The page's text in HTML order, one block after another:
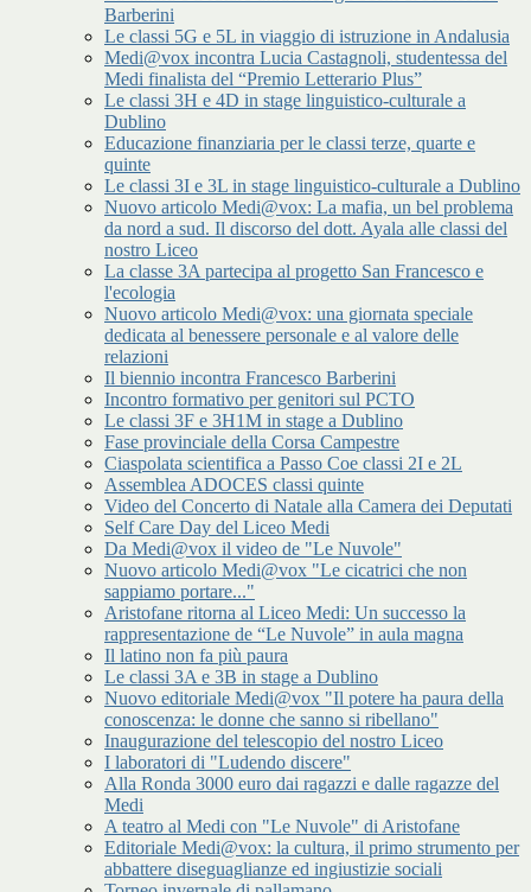
Barberini
Le classi 5G e 5L in viaggio di istruzione in Andalusia
Medi@vox incontra Lucia Castagnoli, studentessa del
Medi finalista del “Premio Letterario Plus”
Le classi 3H e 4D in stage linguistico-culturale a
Dublino
Educazione finanziaria per le classi terze, quarte e
quinte
Le classi 3I e 3L in stage linguistico-culturale a Dublino
Nuovo articolo Medi@vox: La mafia, un bel problema
da nord a sud. Il discorso del dott. Ayala alle classi del
nostro Liceo
La classe 3A partecipa al progetto San Francesco e
l'ecologia
Nuovo articolo Medi@vox: una giornata speciale
dedicata al benessere personale e al valore delle
relazioni
Il biennio incontra Francesco Barberini
Incontro formativo per genitori sul PCTO
Le classi 3F e 3H1M in stage a Dublino
Fase provinciale della Corsa Campestre
Ciaspolata scientifica a Passo Coe classi 2I e 2L
Assemblea ADOCES classi quinte
Video del Concerto di Natale alla Camera dei Deputati
Self Care Day del Liceo Medi
Da Medi@vox il video de "Le Nuvole"
Nuovo articolo Medi@vox "Le cicatrici che non
sappiamo portare..."
Aristofane ritorna al Liceo Medi: Un successo la
rappresentazione de “Le Nuvole” in aula magna
Il latino non fa più paura
Le classi 3A e 3B in stage a Dublino
Nuovo editoriale Medi@vox "Il potere ha paura della
conoscenza: le donne che sanno si ribellano"
Inaugurazione del telescopio del nostro Liceo
I laboratori di "Ludendo discere"
Alla Ronda 3000 euro dai ragazzi e dalle ragazze del
Medi
A teatro al Medi con "Le Nuvole" di Aristofane
Editoriale Medi@vox: la cultura, il primo strumento per
abbattere diseguaglianze ed ingiustizie sociali